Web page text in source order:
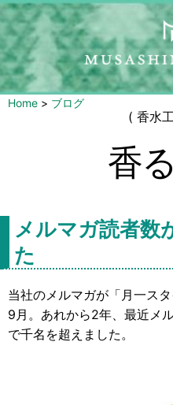
Home > ブログ
( 香水
香
メルマガ読者数
た
当社のメルマガが「月一ス
9月。あれから2年、最近メ
で千名を超えました。